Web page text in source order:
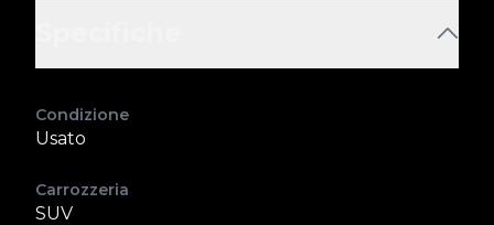
Condizione
Usato
Carrozzeria
SUV